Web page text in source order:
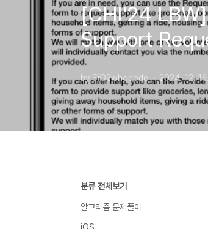
[CHI'24
Support
by SiO2whocode 2024. 12.
분류 전체보기
알고리즘 문제풀이